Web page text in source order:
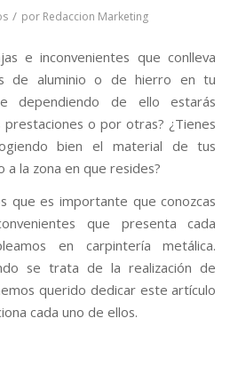
/ por Redaccion Marketing
e inconvenientes que conlleva
de aluminio o de hierro en tu
dependiendo de ello estarás
o por otras? ¿Tienes
bien el material de tus
a la zona en que resides?
que es importante que conozcas
que presenta cada
en carpintería metálica.
se trata de la realización de
querido dedicar este artículo
cada uno de ellos.